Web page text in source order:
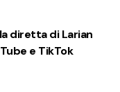
diretta di Larian
e TikTok